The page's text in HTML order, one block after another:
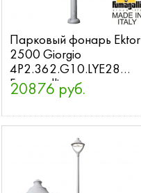
Парковый фонарь Ektor
2500 Giorgio
4P2.362.G10.LYE28
Fumagalli
20876 руб.